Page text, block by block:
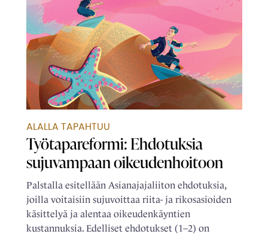
ALALLA TAPAHTUU
Työtapareformi: Ehdotuksia
sujuvampaan oikeudenhoitoon
Palstalla esitellään Asianajajaliiton ehdotuksia,
joilla voitaisiin sujuvoittaa riita- ja rikosasioiden
käsittelyä ja alentaa oikeudenkäyntien
kustannuksia. Edelliset ehdotukset (1–2) on